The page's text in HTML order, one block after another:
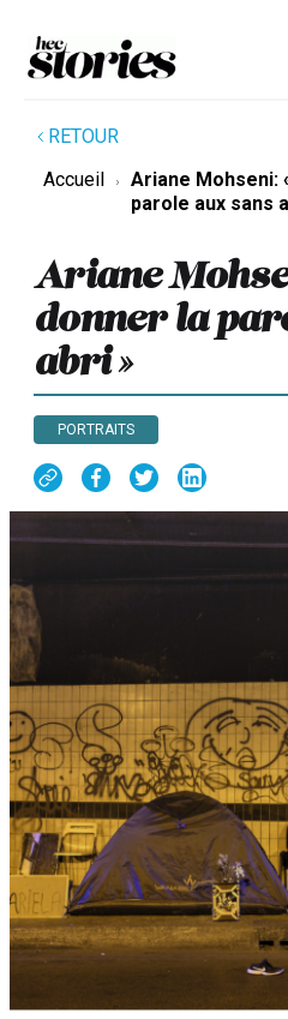
RETOUR
Accueil
Ariane Mohseni:
parole aux sans
Ariane
donner la
abri »
PORTRAITS